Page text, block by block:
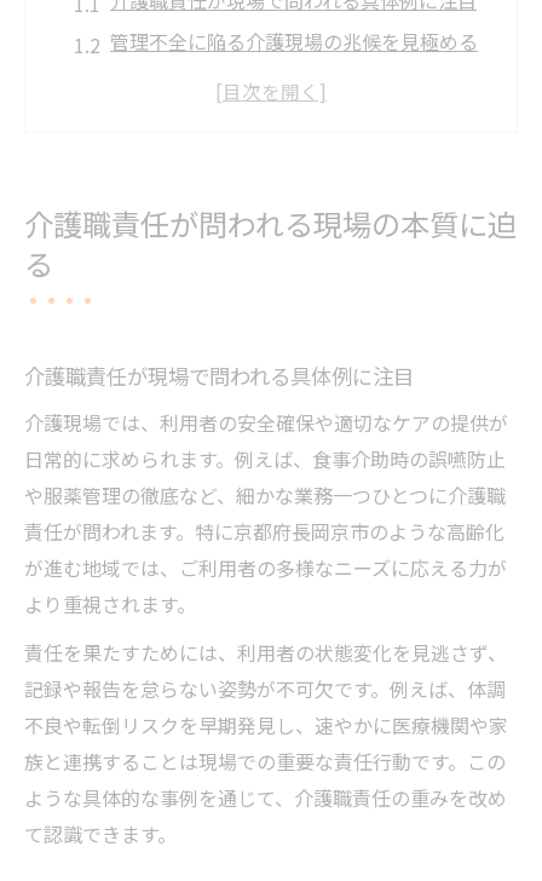
管理不全に陥る介護現場の兆候を見極める
介護現場での問題発生時に管理者が果たす
は
介護職責任を支える長岡京市の地域特性を
分析
地域で変わる介護職の倫理と実践ポイント
介護職員が守るべき倫理の具体的な実践例
長岡京市で重視される介護現場の公平性と
管理者の資質とは何か介護現場で探る
介護職責任を担う管理者の必須スキルを解
適切な介護現場運営に必要な管理者の姿勢
とは
介護職責任が問われる現場の本質に迫
る
介護職責任が現場で問われる具体例に注目
介護現場では、利用者の安全確保や適切なケアの提供が
日常的に求められます。例えば、食事介助時の誤嚥防止
や服薬管理の徹底など、細かな業務一つひとつに介護職
責任が問われます。特に京都府長岡京市のような高齢化
が進む地域では、ご利用者の多様なニーズに応える力が
より重視されます。
責任を果たすためには、利用者の状態変化を見逃さず、
記録や報告を怠らない姿勢が不可欠です。例えば、体調
不良や転倒リスクを早期発見し、速やかに医療機関や家
族と連携することは現場での重要な責任行動です。この
ような具体的な事例を通じて、介護職責任の重みを改め
て認識できます。